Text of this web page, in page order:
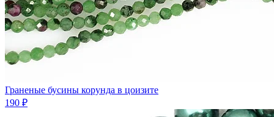
Граненые бусины корунда в цоизите
190 ₽